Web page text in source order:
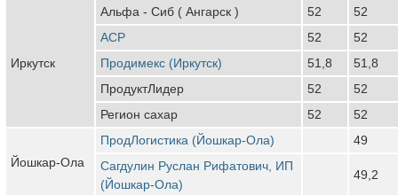
Иркутск
Альфа - Сиб ( Ангарск ) 52
52
АСР
52
52
Продимекс (Иркутск)
51,8
51,8
ПродуктЛидер
52
52
Регион сахар
52 52
Йошкар-Ола
ПродЛогистика (Йошкар-Ола)
49
Сагдулин Руслан Рифатович, ИП
(Йошкар-Ола)
49,2